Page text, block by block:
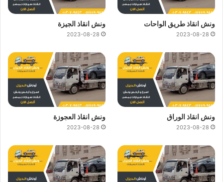
ونش انقاذ طريق الواحات
2023-08-28
ونش انقاذ الجيزة
2023-08-28
ونش انقاذ الوراق
2023-08-28
ونش انقاذ العجوزة
2023-08-28